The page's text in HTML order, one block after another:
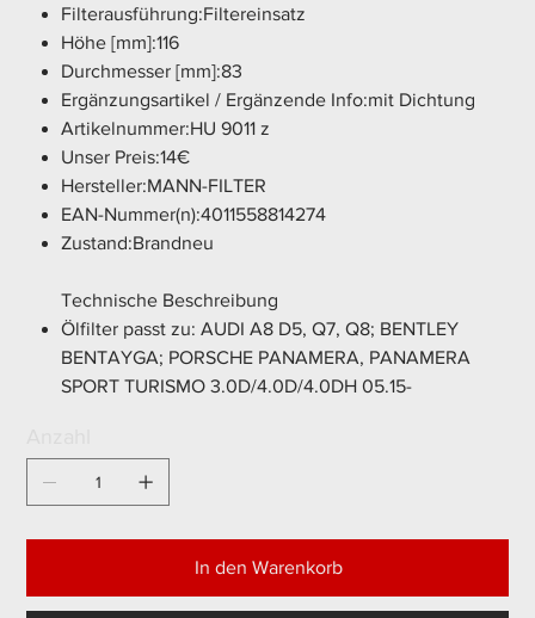
Filterausführung:Filtereinsatz
Höhe [mm]:116
Durchmesser [mm]:83
Ergänzungsartikel / Ergänzende Info:mit Dichtung
Artikelnummer:HU 9011 z
Unser Preis:14€
Hersteller:MANN-FILTER
EAN-Nummer(n):4011558814274
Zustand:Brandneu
Technische Beschreibung
Ölfilter passt zu: AUDI A8 D5, Q7, Q8; BENTLEY
BENTAYGA; PORSCHE PANAMERA, PANAMERA
SPORT TURISMO 3.0D/4.0D/4.0DH 05.15-
In den Warenkorb